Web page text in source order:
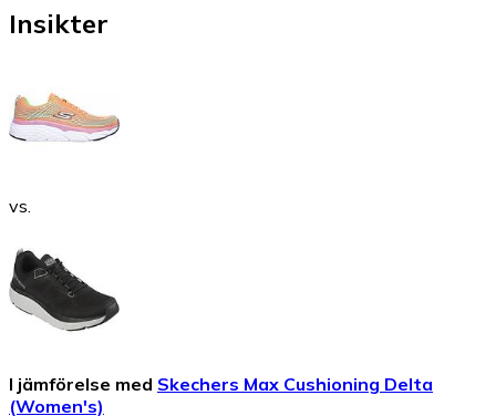
Insikter
vs.
I jämförelse med Skechers Max Cushioning Delta
(Women's)